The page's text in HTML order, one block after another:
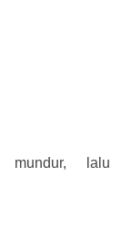
mundur, lalu